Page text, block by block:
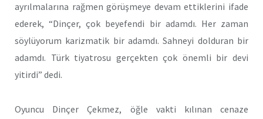
ayrılmalarına rağmen görüşmeye devam ettiklerini ifade
ederek, “Dinçer, çok beyefendi bir adamdı. Her zaman
söylüyorum karizmatik bir adamdı. Sahneyi dolduran bir
adamdı. Türk tiyatrosu gerçekten çok önemli bir devi
yitirdi” dedi.
Oyuncu Dinçer Çekmez, öğle vakti kılınan cenaze